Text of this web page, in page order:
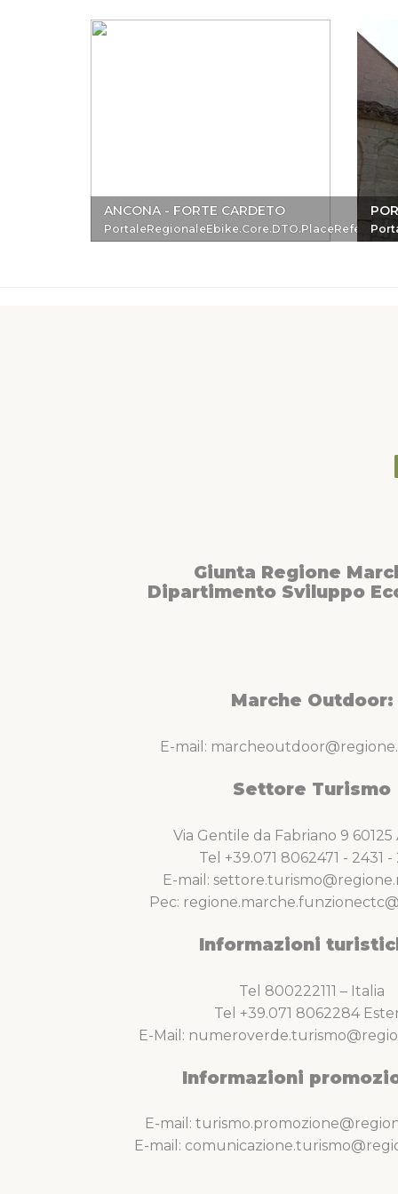
ANCONA - FORTE CARDETO
Giunta Regione
Dipartimento Sviluppo
Marche Outdoor:
E-mail:
Settore Turismo
Via Gentile da Fabriano 9
Tel +39.071 8062471 - 2431 -
E-mail:
Pec:
Informazioni
Tel 800222111 – Italia
Tel +39.071 8062284
E-Mail:
Informazioni
E-mail:
E-mail: